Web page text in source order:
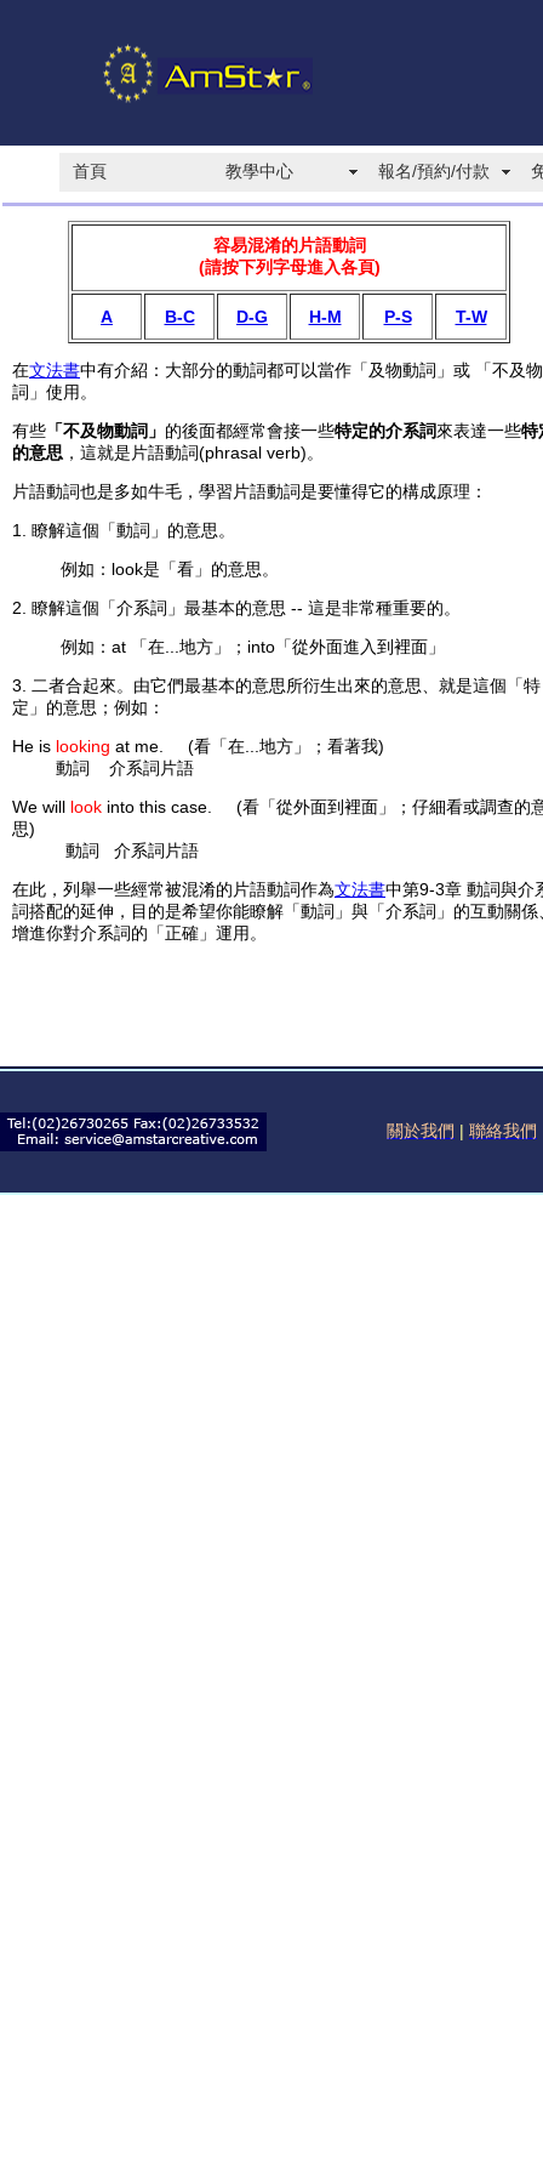
首頁 教學中心 報名/預約/付款
容易混淆的片語動詞
(請按下列字母進入各頁)
A B-C D-G H-M P-S T-W
在文法書中有介紹：大部分的動詞都可以當作「及物動詞」或 「不及
詞」使用。
有些 「不及物動詞」 的後面都經常會接一些特定的介系詞來表達一些特
的意思 ，這就是片語動詞(phrasal verb)。
片語動詞也是多如牛毛，學習片語動詞是要懂得它的構成原理 ：
1. 瞭解這個「動詞」的意思。
例如：look是「看」的意思。
2. 瞭解這個「介系詞」 最基本的意思 -- 這是非常種重要的。
例如：at 「在...地方」；into「從外面進入到裡面」
3. 二者合起來。由它們最基本的意思所衍生出來的意思、就是這個「特
定」的意思；例如：
He is looking at me
(看「在...地方」；看著我)
動詞 介系詞片語
We will look into this case . (看「從外面到裡面」；仔細看或調查的
思)
動詞 介系詞片語
在此，列舉一些經常被混淆的片語動詞作為文法書中第9-3章 動詞與介
詞搭配的延伸，目的是希望你能瞭解「動詞」與「介系詞」的互動關係
增進你對介系詞的「正確」運用。
關於我們 | 聯絡我們